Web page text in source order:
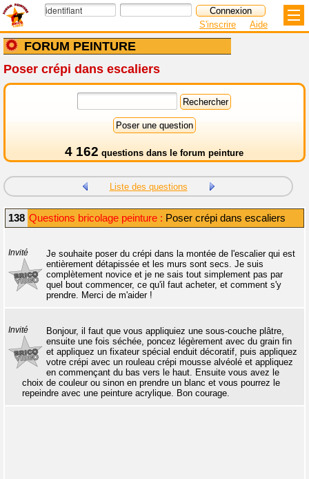
FORUM PEINTURE
S'inscrire Aide
Poser crépi dans escaliers
4 162 questions dans le forum peinture
Liste des questions
138 Questions bricolage peinture : Poser crépi dans escaliers
Invité
Je souhaite poser du crépi dans la montée de l'escalier qui est
entièrement détapissée et les murs sont secs. Je suis
complètement novice et je ne sais tout simplement pas par
quel bout commencer, ce qu'il faut acheter, et comment s'y
prendre. Merci de m'aider !
Invité
Bonjour, il faut que vous appliquiez une sous-couche plâtre,
ensuite une fois séchée, poncez légèrement avec du grain fin
et appliquez un fixateur spécial enduit décoratif, puis appliquez
votre crépi avec un rouleau crépi mousse alvéolé et appliquez
en commençant du bas vers le haut. Ensuite vous avez le
choix de couleur ou sinon en prendre un blanc et vous pourrez le
repeindre avec une peinture acrylique. Bon courage.